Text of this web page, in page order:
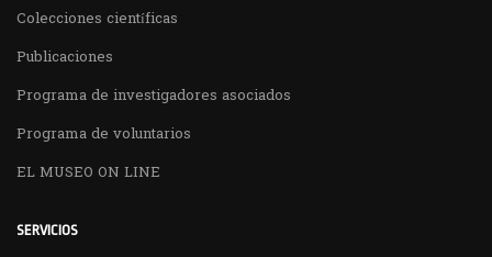
Colecciones científicas
Publicaciones
Programa de investigadores asociados
Programa de voluntarios
EL MUSEO ON LINE
SERVICIOS